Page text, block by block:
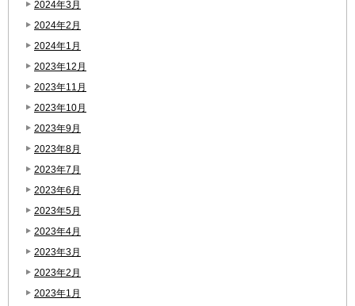
2024年3月
2024年2月
2024年1月
2023年12月
2023年11月
2023年10月
2023年9月
2023年8月
2023年7月
2023年6月
2023年5月
2023年4月
2023年3月
2023年2月
2023年1月